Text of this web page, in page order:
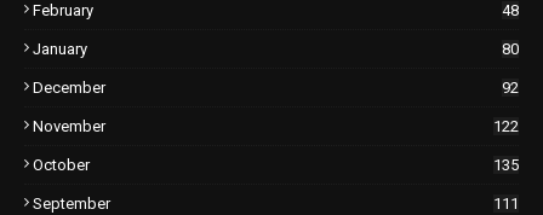
February 48
January 80
December 92
November 122
October 135
September 111